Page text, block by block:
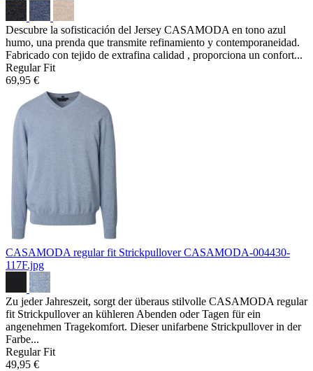
Descubre la sofisticación del Jersey CASAMODA en tono azul
humo, una prenda que transmite refinamiento y contemporaneidad.
Fabricado con tejido de extrafina calidad , proporciona un confort...
Regular Fit
69,95 €
CASAMODA regular fit StrickpulloverCASAMODA-004430-
117F.jpg
Zu jeder Jahreszeit, sorgt der überaus stilvolle CASAMODA regular
fit Strickpullover an kühleren Abenden oder Tagen für ein
angenehmen Tragekomfort. Dieser unifarbene Strickpullover in der
Farbe...
Regular Fit
49,95 €